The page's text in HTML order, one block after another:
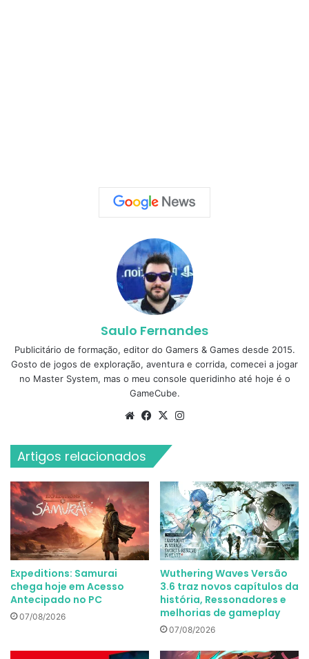
Saulo Fernandes
Publicitário de formação, editor do Gamers & Games desde 2015.
Gosto de jogos de exploração, aventura e corrida, comecei a jogar
no Master System, mas o meu console queridinho até hoje é o
GameCube.
WebsiteFacebook
X
Artigos relacionados
Expeditions: Samurai
chega hoje em Acesso
Antecipado no PC
07/08/2026
Wuthering Waves Versão
3.6 traz novos capítulos da
história, Ressonadores e
melhorias de gameplay
07/08/2026